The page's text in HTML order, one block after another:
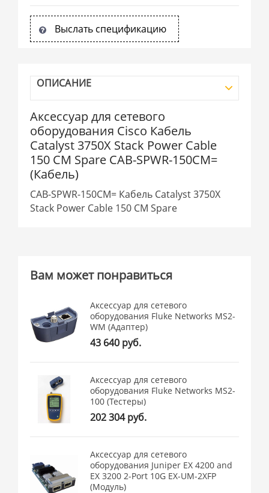
Выслать спецификацию
ОПИСАНИЕ
Аксессуар для сетевого
оборудования Cisco Кабель
Catalyst 3750X Stack Power Cable
150 CM Spare CAB-SPWR-150CM=
(Кабель)
CAB-SPWR-150CM= Кабель Catalyst 3750X
Stack Power Cable 150 CM Spare
Вам может понравиться
Аксессуар для сетевого
оборудования Fluke Networks MS2-
WM (Адаптер)
43 640 руб.
Аксессуар для сетевого
оборудования Fluke Networks MS2-
100 (Тестеры)
202 304 руб.
Аксессуар для сетевого
оборудования Juniper EX 4200 and
EX 3200 2-Port 10G EX-UM-2XFP
(Модуль)